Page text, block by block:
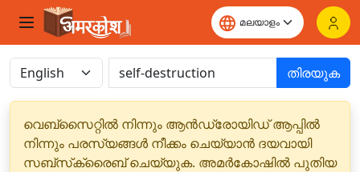
തിരയുക
വെബ്‌സൈറ്റിൽ നിന്നും ആൻഡ്രോയിഡ് ആപ്പിൽ
നിന്നും പരസ്യങ്ങൾ നീക്കം ചെയ്യാൻ ദയവായി
സബ്‌സ്‌ക്രൈബ് ചെയ്യുക. അമർകോഷിൽ പുതിയ